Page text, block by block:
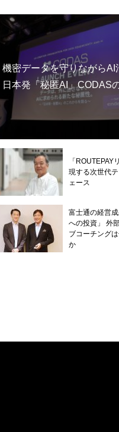
機密データを守りながら
日本発「秘匿AI」CODAS
「ROUTEPAY
現する次世代
ェース
富士通の経営
への投資」 外
ブコーチング
か